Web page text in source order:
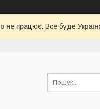
не працює. Все буде